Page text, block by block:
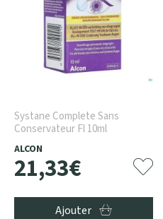
Systane Complete Sans
Conservateur Fl 10ml
ALCON
21,33€
Ajouter